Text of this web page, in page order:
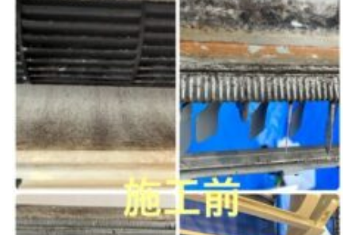
クリニック施設専門清掃
除菌清掃
その他のお掃除